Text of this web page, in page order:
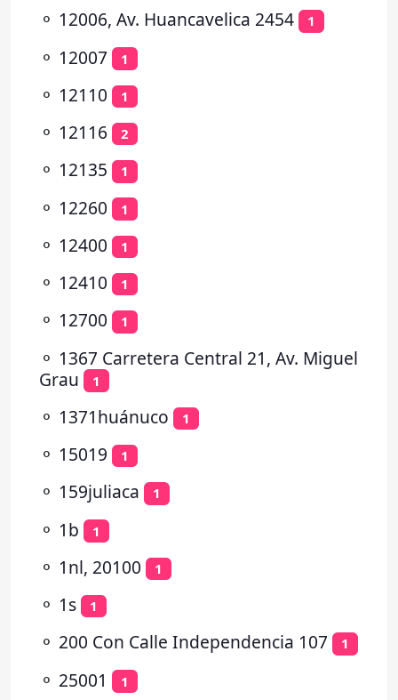
⚬ 12006, Av. Huancavelica 2454 1
⚬ 12007 1
⚬ 12110 1
⚬ 12116 2
⚬ 12135 1
⚬ 12260 1
⚬ 12400 1
⚬ 12410 1
⚬ 12700 1
⚬ 1367 Carretera Central 21, Av. Miguel
Grau
1
⚬ 1371huánuco 1
⚬ 15019 1
⚬ 159juliaca 1
⚬ 1b 1
⚬ 1nl, 20100 1
⚬ 1s 1
⚬ 200 Con Calle Independencia 107 1
⚬ 25001 1